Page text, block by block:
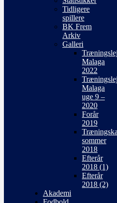
Tidligere
spillere
BK Frem
Arkiv
Galleri
Malaga
2022
Malaga
uge 9 –
2020
Forår
2019
sommer
2018
Efterår
2018 (1)
Efterår
2018 (2)
Akademi